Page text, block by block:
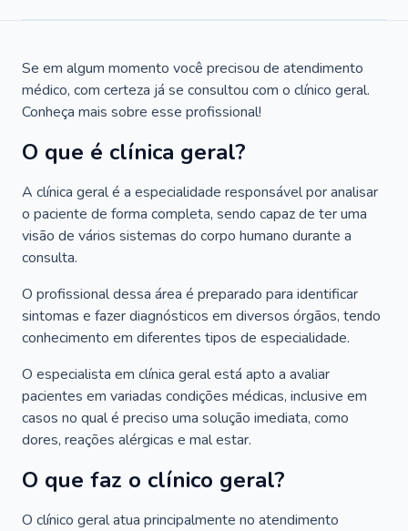
Se em algum momento você precisou de atendimento
médico, com certeza já se consultou com o clínico geral.
Conheça mais sobre esse profissional!
O que é clínica geral?
A clínica geral é a especialidade responsável por analisar
o paciente de forma completa, sendo capaz de ter uma
visão de vários sistemas do corpo humano durante a
consulta.
O profissional dessa área é preparado para identificar
sintomas e fazer diagnósticos em diversos órgãos, tendo
conhecimento em diferentes tipos de especialidade.
O especialista em clínica geral está apto a avaliar
pacientes em variadas condições médicas, inclusive em
casos no qual é preciso uma solução imediata, como
dores, reações alérgicas e mal estar.
O que faz o clínico geral?
O clínico geral atua principalmente no atendimento